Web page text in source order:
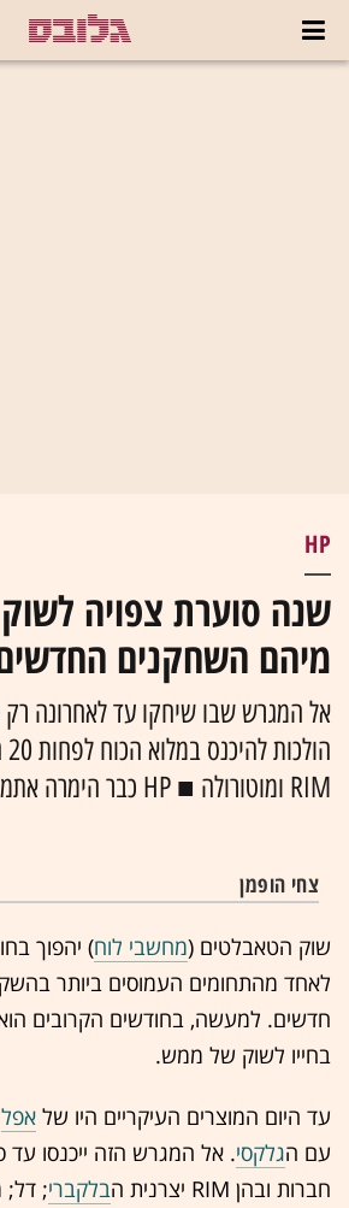
HP
שנה סוערת צפויה
מיהם השחקנים
אל המגרש שבו שיחקו עד לאחרונה רק
RIM ומוטורולה ■ HP כבר הימרה אתמול עם טאבלט חדש
צחי הופמן
שוק הטאבלטים (מחשבי לוח) יהפוך
לאחד מהתחומים העמוסים ביותר
חדשים. למעשה, בחודשים הקרובים
בחייו לשוק של ממש.
עד היום המוצרים העיקריים היו של אפל
עם הגלקסי. אל המגרש הזה ייכנסו
חברות ובהן RIM יצרנית ה
בלקברי; דל;